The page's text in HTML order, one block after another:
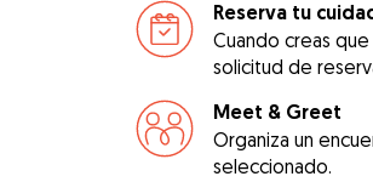
Reserva tu
Cuando creas
solicitud de
Meet & Greet
Organiza un
seleccionado.